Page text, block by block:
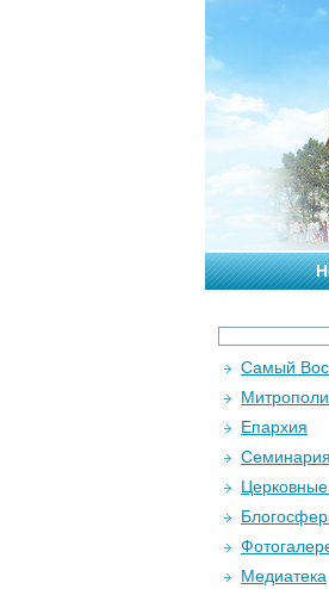
Самый
Епархия
Семинария
Медиатека